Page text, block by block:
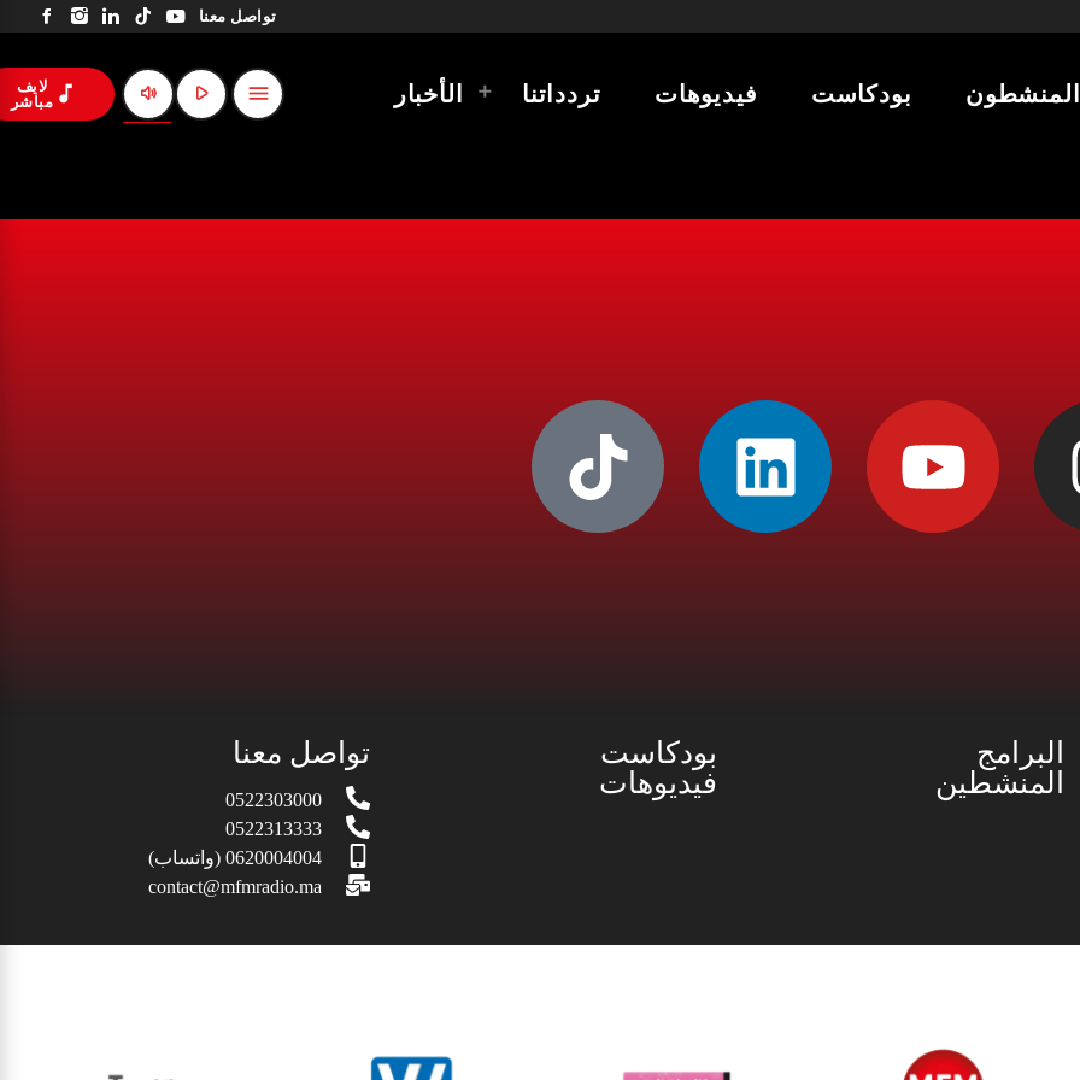
تواصل معنا
المنشطون بودكاست فيديوهات تردداتنا الأخبار menu
play_arrow
volume_up
music_note
لايف
مباشر
البرامج
المنشطين
بودكاست
فيديوهات
تواصل معنا
0522303000
0522313333
0620004004 (واتساب)
contact@mfmradio.ma